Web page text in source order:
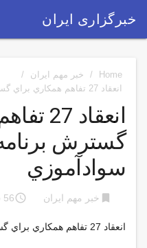
خبرگزاری ایران
Home
/ خبر مهم ایران
/
انعقاد 27 تفاهم همكاري براي گسترش برنامه هاي سوادآموزي
گسترش
سوادآموزي
bookmark خبر مهم ایران access_time
56 years ago
انعقاد 27 تفاهم همكاري براي گسترش برنامه هاي سوادآموزي